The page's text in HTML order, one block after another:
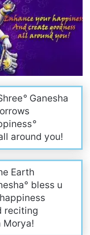
°Ganesha
°
around you!
Earth
bless u
reciting
Morya!